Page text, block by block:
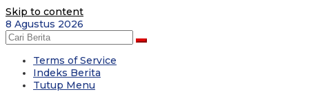
Skip to content
8 Agustus 2026
Terms of Service
Indeks Berita
Tutup Menu